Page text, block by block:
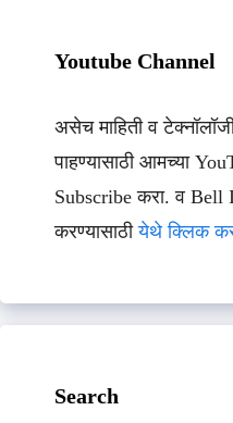
Youtube Channel
असेच माहिती व
पाहण्यासाठी आमच्या
Subscribe करा. व Bell
करण्यासाठीयेथे क्लिक
Search